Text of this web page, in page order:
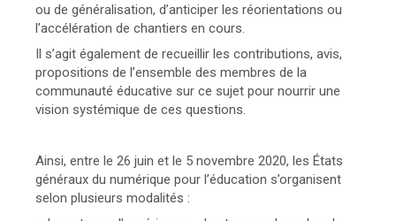
ou de généralisation, d’anticiper les réorientations ou
l’accélération de chantiers en cours.
Il s’agit également de recueillir les contributions, avis,
propositions de l’ensemble des membres de la
communauté éducative sur ce sujet pour nourrir une
vision systémique de ces questions.
Ainsi, entre le 26 juin et le 5 novembre 2020, les États
généraux du numérique pour l’éducation s’organisent
selon plusieurs modalités :